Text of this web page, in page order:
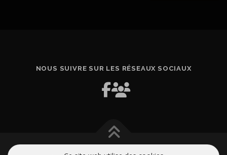
NOUS SUIVRE SUR LES RÉSEAUX SOCIAUX